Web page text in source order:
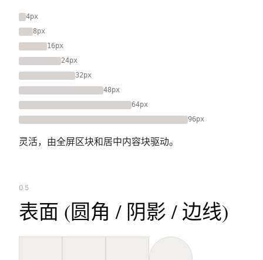
4px
8px
16px
24px
32px
48px
64px
96px
灵活，由全屏区块和居中内容块驱动。
05
表面 (圆角 / 阴影 / 边线)